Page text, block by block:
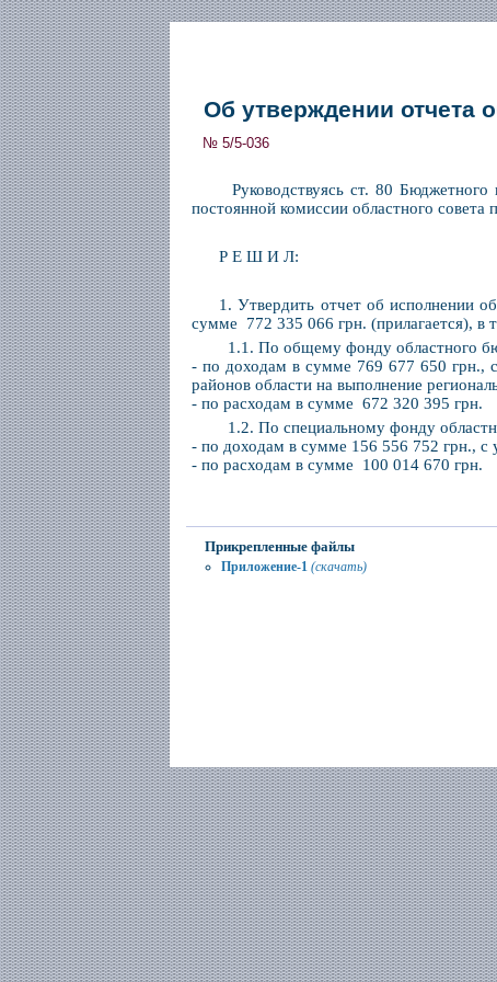
Об утверждении отчета
№ 5/5-036
Руководствуясь ст. 80
постоянной комиссии областного
Р Е Ш И Л:
1. Утвердить отчет об исполнении
сумме 772 335 066 грн. (прилагается), в
1.1. По общему фонду областного
- по доходам в сумме 769 677 650 грн.,
районов области на выполнение
- по расходам в сумме 672 320 395 грн.
1.2. По специальному фонду
- по доходам в сумме 156 556 752 грн., с
- по расходам в сумме 100 014 670 грн.
Прикрепленные файлы
Приложение-1 (скачать)